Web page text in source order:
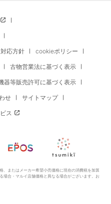
応方針 cookieポリシー
古物営業法に基づく表示
器等販売許可に基づく表示
せ サイトマップ
ス
、またはメーカー希望小売価格に現在の消費税を加算
場合・マルイ店舗価格と異なる場合がございます。お